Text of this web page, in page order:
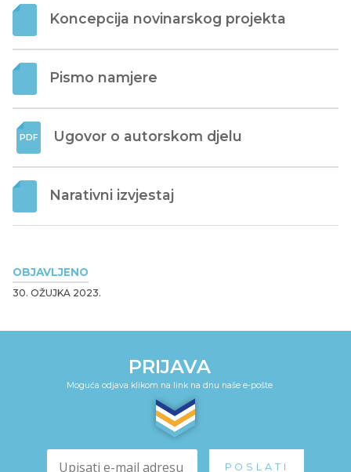
OBJAVLJENO
30. OŽUJKA 2023.
Koncepcija novinarskog projekta
Pismo namjere
Ugovor o autorskom djelu
Narativni izvjestaj
PRIJAVA
Moguća odjava klikom na link na dnu naše e-pošte